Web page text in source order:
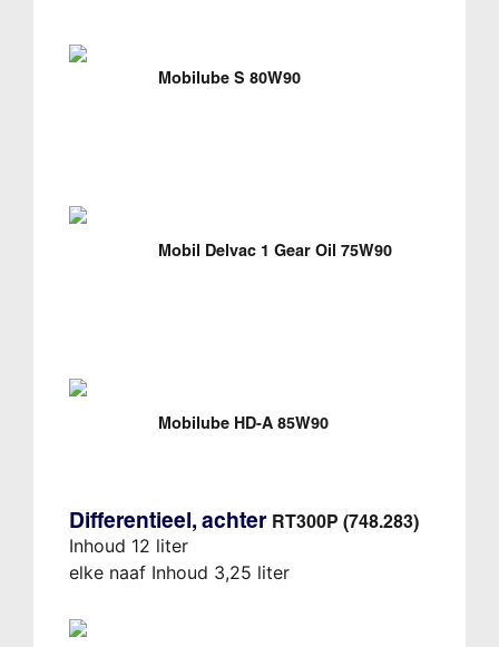
Mobilube S 80W90
Mobil Delvac 1 Gear Oil 75W90
Mobilube HD-A 85W90
Differentieel, achter RT300P (748.283)
Inhoud 12 liter
elke naaf Inhoud 3,25 liter